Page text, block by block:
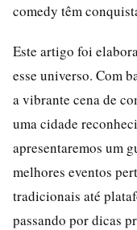
comedy têm
Este artigo foi
esse universo. Com
a vibrante cena de
uma cidade
apresentaremos um
melhores eventos
tradicionais até
passando por dicas